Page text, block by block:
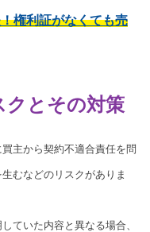
権利証がなくても売
クとその対策
主から契約不適合責任を問
むなどのリスクがありま
ていた内容と異なる場合、